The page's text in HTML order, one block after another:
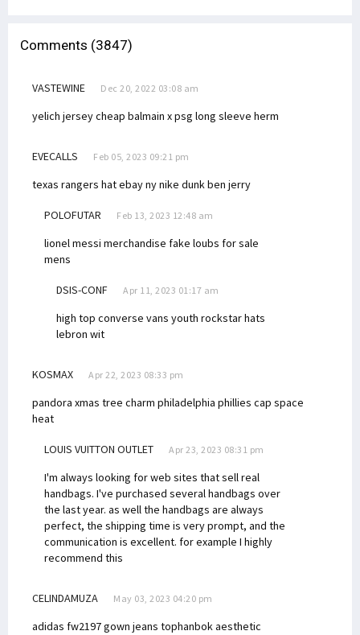
Comments (3847)
VASTEWINE Dec 20, 2022 03:08 am
yelich jersey cheap balmain x psg long sleeve herm
EVECALLS Feb 05, 2023 09:21 pm
texas rangers hat ebay nynike dunk ben jerry
POLOFUTAR Feb 13, 2023 12:48 am
lionel messi merchandise fake loubs for sale
mens
DSIS-CONF Apr 11, 2023 01:17 am
high top converse vans youth rockstar hats
lebron wit
KOSMAX Apr 22, 2023 08:33 pm
pandora xmas tree charm philadelphia phillies cap space
heat
LOUIS VUITTON OUTLET Apr 23, 2023 08:31 pm
I'm always looking for web sites that sell real
handbags. I've purchased several handbags over
the last year. as well the handbags are always
perfect, the shipping time is very prompt, and the
communication is excellent. for example I highly
recommend this
CELINDAMUZA May 03, 2023 04:20 pm
adidas fw2197gown jeans tophanbok aesthetic